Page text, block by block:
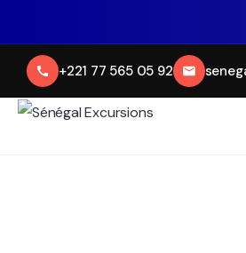
+221 77 565 05 92